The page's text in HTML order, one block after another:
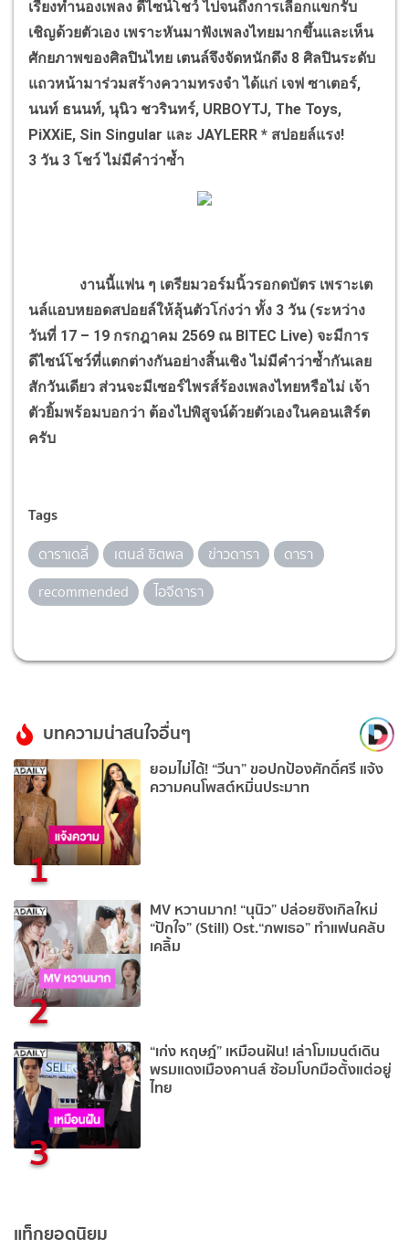
เรียงทำนองเพลง ดีไซน์โชว์ ไปจนถึงการเลือกแขกรับ
เชิญด้วยตัวเอง เพราะหันมาฟังเพลงไทยมากขึ้นและเห็น
ศักยภาพของศิลปินไทย เตนล์จึงจัดหนักดึง 8 ศิลปินระดับ
แถวหน้ามาร่วมสร้างความทรงจำ ได้แก่ เจฟ ซาเตอร์,
นนท์ ธนนท์, นุนิว ชวรินทร์, URBOYTJ, The Toys,
PiXXiE, Sin Singular และ JAYLERR * สปอยล์แรง!
3 วัน 3 โชว์ ไม่มีคำว่าซ้ำ
งานนี้แฟน ๆ เตรียมวอร์มนิ้วรอกดบัตร เพราะเต
นล์แอบหยอดสปอยล์ให้ลุ้นตัวโก่งว่า ทั้ง 3 วัน (ระหว่าง
วันที่ 17 – 19 กรกฎาคม 2569 ณ BITEC Live) จะมีการ
ดีไซน์โชว์ที่แตกต่างกันอย่างสิ้นเชิง ไม่มีคำว่าซ้ำกันเลย
สักวันเดียว ส่วนจะมีเซอร์ไพรส์ร้องเพลงไทยหรือไม่ เจ้า
ตัวยิ้มพร้อมบอกว่า ต้องไปพิสูจน์ด้วยตัวเองในคอนเสิร์ต
ครับ
Tags
ดาราเดลี่ เตนล์ ชิตพล ข่าวดารา
ดารา
recommended
ไอจีดารา
บทความน่าสนใจอื่นๆ
1
ยอมไม่ได้! “วีนา” ขอปกป้องศักดิ์ศรี แจ้ง
ความคนโพสต์หมิ่นประมาท
2
MV หวานมาก! “นุนิว” ปล่อยซิงเกิลใหม่
“ปักใจ” (Still) Ost.“ภพเธอ” ทำแฟนคลับ
เคลิ้ม
3
“เก่ง หฤษฎ์” เหมือนฝัน! เล่าโมเมนต์เดิน
พรมแดงเมืองคานส์ ซ้อมโบกมือตั้งแต่อยู่
ไทย
แท็กยอดนิยม